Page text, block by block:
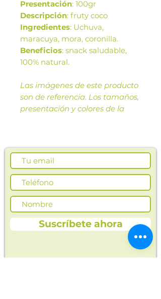
Presentación: 100gr
Descripción: fruty coco
Ingredientes: Uchuva,
maracuya, mora, coronilla.
Beneficios: snack saludable,
100% natural.
Las imágenes de este producto
son de referencia. Los tamaños,
presentación y colores de la
Suscríbete ahora